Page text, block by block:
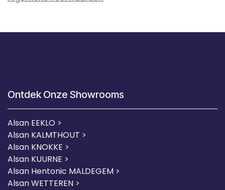
Ontdek Onze Showrooms
Alsan EEKLO >
Alsan KALMTHOUT >
Alsan KNOKKE >
Alsan KUURNE >
Alsan Hentonic MALDEGEM >
Alsan WETTEREN >